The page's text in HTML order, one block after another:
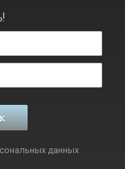
данных